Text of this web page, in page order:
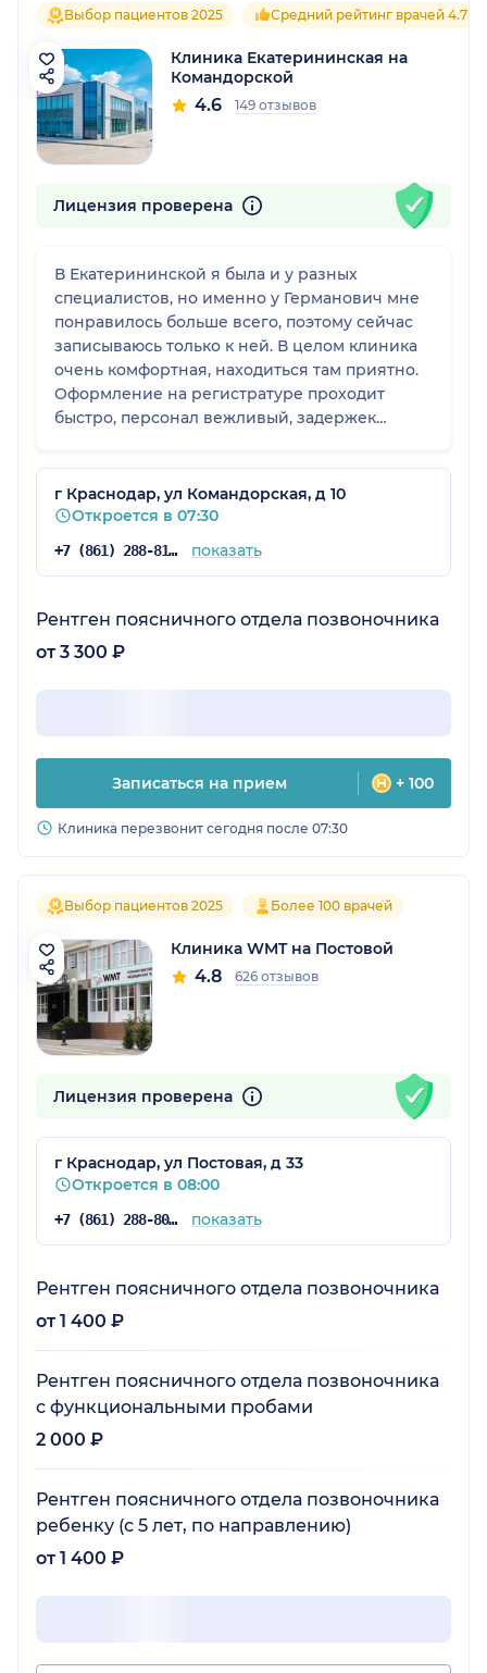
Выбор пациентов 2025 Средний рейтинг врачей 4.7
Клиника Екатерининская на
Командорской
4.6 149 отзывов
Лицензия проверена
В Екатерининской я была и у разных
специалистов, но именно у Германович мне
понравилось больше всего, поэтому сейчас
записываюсь только к ней. В целом клиника
очень комфортная, находиться там приятно.
Оформление на регистратуре проходит
быстро, персонал вежливый, задержек
г Краснодар, ул Командорская, д 10
Откроется в 07:30
+7 (861) 288-81-65 показать
Рентген поясничного отдела позвоночника
от 3 300 ₽
Записаться на прием + 100
Клиника перезвонит сегодня после 07:30
Выбор пациентов 2025 Более 100 врачей
Клиника WMT на Постовой
4.8 626 отзывов
Лицензия проверена
г Краснодар, ул Постовая, д 33
Откроется в 08:00
+7 (861) 288-80-76 показать
Рентген поясничного отдела позвоночника
от 1 400 ₽
Рентген поясничного отдела позвоночника
с функциональными пробами
2 000 ₽
Рентген поясничного отдела позвоночника
ребенку (с 5 лет, по направлению)
от 1 400 ₽